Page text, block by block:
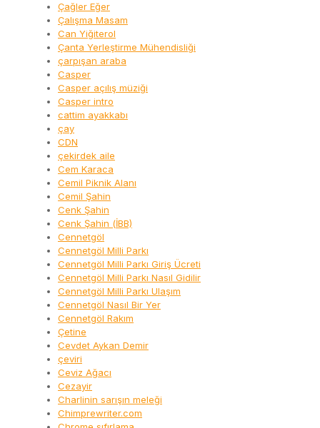
Çağler Eğer
Çalışma Masam
Can Yiğiterol
Çanta Yerleştirme Mühendisliği
çarpışan araba
Casper
Casper açılış müziği
Casper intro
cattim ayakkabı
çay
CDN
çekirdek aile
Cem Karaca
Cemil Piknik Alanı
Cemil Şahin
Cenk Şahin
Cenk Şahin (İBB)
Cennetgöl
Cennetgöl Milli Parkı
Cennetgöl Milli Parkı Giriş Ücreti
Cennetgöl Milli Parkı Nasıl Gidilir
Cennetgöl Milli Parkı Ulaşım
Cennetgöl Nasıl Bir Yer
Cennetgöl Rakım
Çetine
Cevdet Aykan Demir
çeviri
Ceviz Ağacı
Cezayir
Charlinin sarışın meleği
Chimprewriter.com